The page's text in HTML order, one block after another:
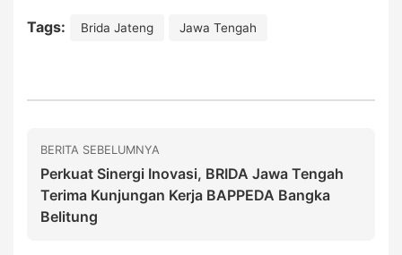
Tags: Brida Jateng Jawa Tengah
BERITA SEBELUMNYA
Perkuat Sinergi Inovasi, BRIDA Jawa Tengah
Terima Kunjungan Kerja BAPPEDA Bangka
Belitung